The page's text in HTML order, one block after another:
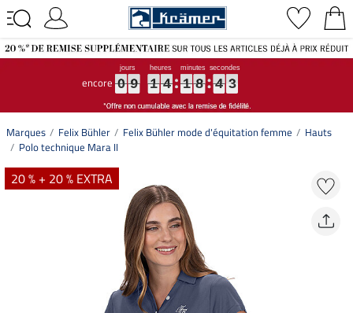
encore 0
0
0
0 9
9
9
9 1
1
1
1 4
4
4
4 1
1
1
1 8
8
8
8 4
4
4
4 2
2
2
2
Marques Felix Bühler Felix Bühler mode d'équitation femme
Hauts
Polo technique Mara II
20 % + 20 % EXTRA